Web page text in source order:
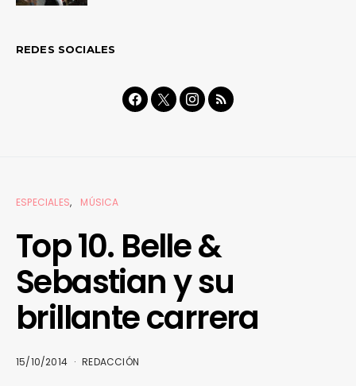
REDES SOCIALES
ESPECIALES MÚSICA
Top 10. Belle &
Sebastian y su
brillante carrera
15/10/2014 REDACCIÓN